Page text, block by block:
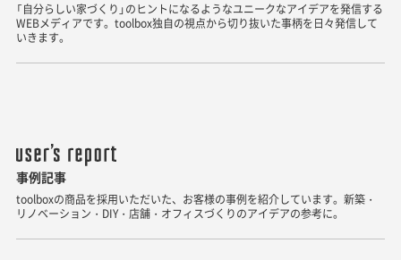
「自分らしい家づくり」のヒントになるようなユニークなアイデアを発信する
WEBメディアです。toolbox独自の視点から切り抜いた事柄を日々発信して
いきます。
事例記事
toolboxの商品を採用いただいた、お客様の事例を紹介しています。新築・
リノベーション・DIY・店舗・オフィスづくりのアイデアの参考に。